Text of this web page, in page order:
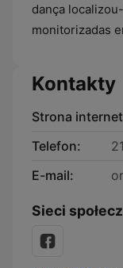
dança
monitorizadas
Kontakty
Strona
Telefon:
E-mail:
Sieci